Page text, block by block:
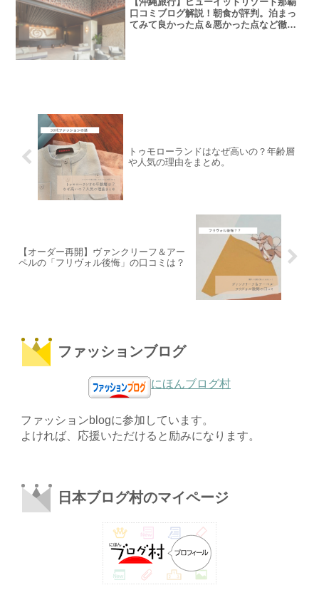
口コミブログ解説！朝食が評判。泊まっ
てみて良かった点＆悪かった点など徹底
トゥモローランドはなぜ高いの？年齢層
や人気の理由をまとめ。
【オーダー再開】ヴァンクリーフ＆アー
ペルの「フリヴォル後悔」の口コミは？
ファッションブログ
にほんブログ村
ファッションblogに参加しています。
よければ、応援いただけると励みになります。
日本ブログ村のマイページ